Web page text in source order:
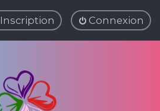
Connexion
Inscription